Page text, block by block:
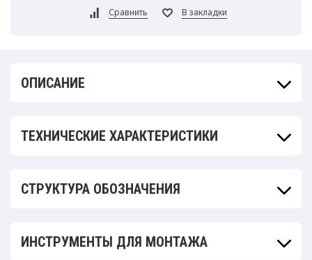
ОПИСАНИЕ
ТЕХНИЧЕСКИЕ ХАРАКТЕРИСТИКИ
СТРУКТУРА ОБОЗНАЧЕНИЯ
ИНСТРУМЕНТЫ ДЛЯ МОНТАЖА